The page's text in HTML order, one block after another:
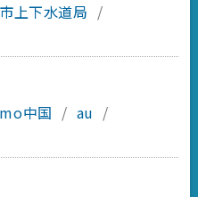
上下水道局 /
中国 / au /